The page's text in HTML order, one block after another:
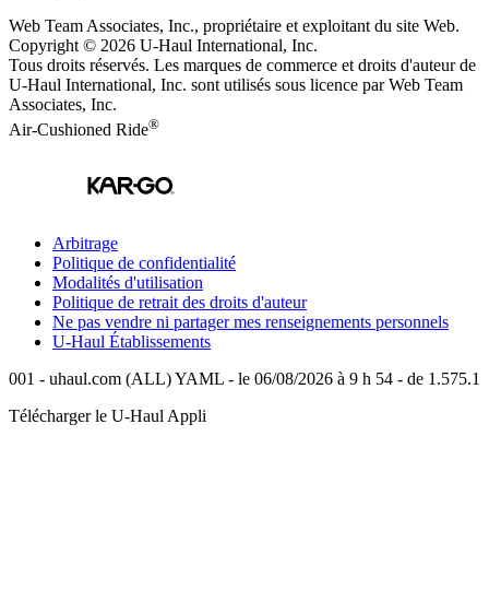
Web Team Associates, Inc., propriétaire et exploitant du site Web.
Copyright © 2026 U-Haul International, Inc.
Tous droits réservés. Les marques de commerce et droits d'auteur de
U-Haul International, Inc. sont utilisés sous licence par Web Team
Associates, Inc.
Air-Cushioned Ride®
Arbitrage
Politique de confidentialité
Modalités d'utilisation
Politique de retrait des droits d'auteur
Ne pas vendre ni partager mes renseignements personnels
U-Haul Établissements
001 - uhaul.com (ALL) YAML - le 06/08/2026 à 9 h 54 - de 1.575.1
Télécharger le U-Haul Appli